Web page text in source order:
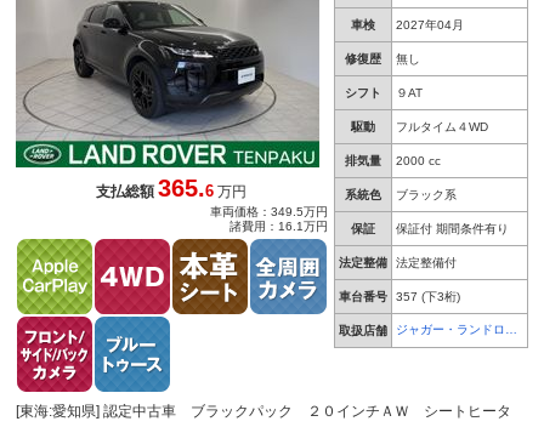
車検 2027年04月
修復歴 無し
シフト ９AT
駆動 フルタイム４WD
排気量 2000 cc
系統色 ブラック系
保証 保証付 期間条件有り
法定整備 法定整備付
車台番号 357 (下3桁)
取扱店舗
ジャガー・ランドロー
バー 天白
支払総額365.6 万円
車両価格：349.5万円
諸費用：16.1万円
[東海:愛知県] 認定中古車 ブラックパック ２０インチＡＷ シートヒータ